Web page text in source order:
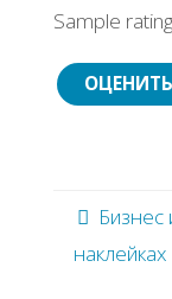
Sample
Бизнес
наклейках